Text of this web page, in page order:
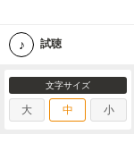
試聴
文字サイズ
大 中 小